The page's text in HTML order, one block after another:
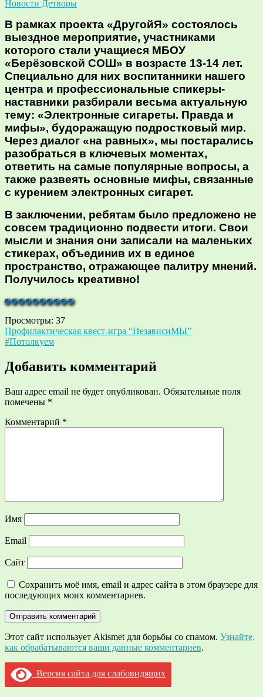
Новости Детворы
В рамках проекта «ДругойЯ» состоялось
выездное мероприятие, участниками
которого стали учащиеся МБОУ
«Берёзовской СОШ» в возрасте 13-14 лет.
Специально для них воспитанники нашего
центра и профессиональные спикеры-
наставники разбирали весьма актуальную
тему: «Электронные сигареты. Правда и
мифы», будоражащую подростковый мир.
Через диалог «на равных», мы постарались
разобраться в ключевых моментах,
ответить на самые популярные вопросы, а
также развеять основные мифы, связанные
с курением электронных сигарет.
В заключении, ребятам было предложено не
совсем традиционно подвести итоги. Свои
мысли и знания они записали на маленьких
стикерах, объединив их в единое
пространство, отражающее палитру мнений.
Получилось креативно!
Просмотры: 37
Навигация
по
записям
Профилактическая квест-игра “НезависиМЫ”
#Потолкуем
Добавить комментарий
Ваш адрес email не будет опубликован. Обязательные поля
помечены *
Комментарий *
Имя
Email
Сайт
Сохранить моё имя, email и адрес сайта в этом браузере для
последующих моих комментариев.
Этот сайт использует Akismet для борьбы со спамом. Узнайте,
как обрабатываются ваши данные комментариев.
Версия сайта для слабовидящих